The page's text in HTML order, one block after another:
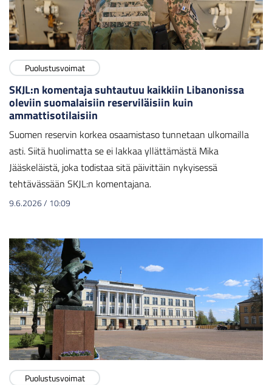
Puolustusvoimat
SKJL:n komentaja suhtautuu kaikkiin Libanonissa
oleviin suomalaisiin reserviläisiin kuin
ammattisotilaisiin
Suomen reservin korkea osaamistaso tunnetaan ulkomailla
asti. Siitä huolimatta se ei lakkaa yllättämästä Mika
Jääskeläistä, joka todistaa sitä päivittäin nykyisessä
tehtävässään SKJL:n komentajana.
9.6.2026/ 10:09
Puolustusvoimat